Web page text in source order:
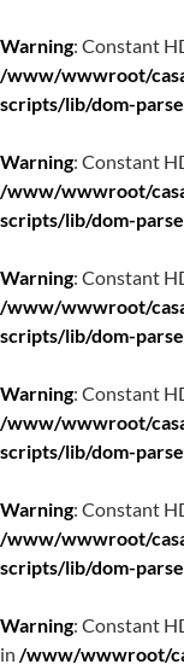
Warning: Constant
/www/wwwroot/
scripts/lib/dom-
Warning: Constant
/www/wwwroot/
scripts/lib/dom-
Warning: Constant
/www/wwwroot/
scripts/lib/dom-
Warning: Constant
/www/wwwroot/
scripts/lib/dom-
Warning: Constant
/www/wwwroot/
scripts/lib/dom-
Warning: Constant
in /www/wwwroot/